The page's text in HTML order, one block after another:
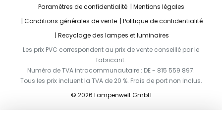
Paramètres de confidentialité
Mentions légales
Conditions générales de vente
Politique de confidentialité
Recyclage des lampes et luminaires
Les prix PVC correspondent au prix de vente conseillé par le
fabricant.
Numéro de TVA intracommunautaire : DE - 815 559 897.
Tous les prix incluent la TVA de 20 %. Frais de port non inclus.
© 2026 Lampenwelt GmbH